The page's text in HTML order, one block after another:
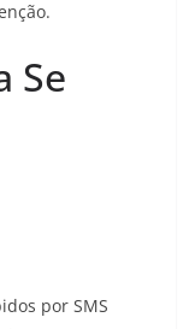
Se
por SMS